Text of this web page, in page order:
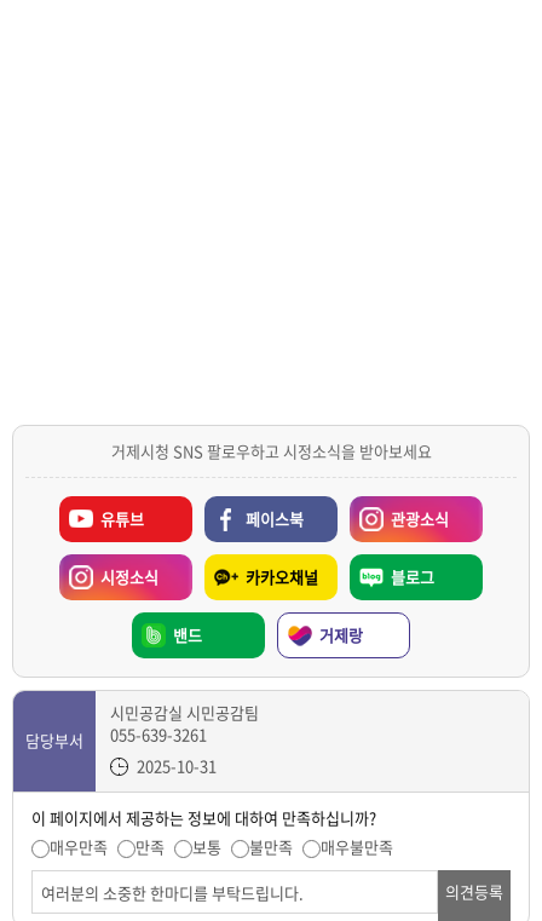
거제시청 SNS 팔로우하고 시정소식을 받아보세요
유튜브 페이스북 관광소식
시정소식 카카오채널 블로그
밴드 거제랑
담당부서
시민공감실 시민공감팀
055-639-3261
2025-10-31
이 페이지에서 제공하는 정보에 대하여 만족하십니까?
매우만족
만족 보통 불만족
매우불만족
의견등록